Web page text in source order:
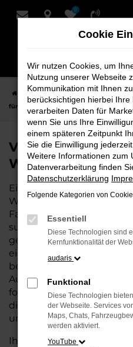
Zum
0
Startseite Weyhe VW VW
für Weyhe bei Schmidt + Koch
VW T-Cross
Weyhe bei
Eine VW T-Cross
Wahl für alle, die für
Fahrzeug zu einem
suchen. Als Neuwagen
gefahrenen Kilometern
eines neuen Fahrzeugs,
besseren Konditionen.
Ausstattung, der hohen
fortschrittlichen
die ideale Lösung für den
und längere Ausflüge ins
Ihr VW Autohaus in der
Cookie
Wir nutzen Cookies, um
Nutzung unserer Webseite
Kommunikation mit Ihnen
berücksichtigen hierbei Ihre
verarbeiten Daten für
wenn Sie uns Ihre
einem späteren Zeitpunkt
Sie die Einwilligung
Weitere Informationen zum
Datenverarbeitung finden
Datenschutzerklärung
Folgende Kategorien von
Essentiell
Diese Technologien sind
Kernfunktionalität der
audaris
Funktional
Diese Technologien
der Webseite. Services
Maps, Chats,
werden aktiviert.
YouTube